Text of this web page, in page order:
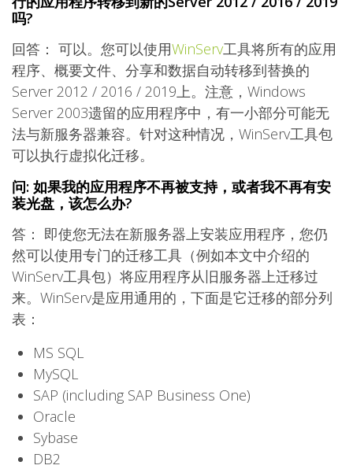
吗?
回答： 可以。您可以使用WinServ工具将所有的应用
程序、概要文件、分享和数据自动转移到替换的
Server 2012 / 2016 / 2019上。注意，Windows
Server 2003遗留的应用程序中，有一小部分可能无
法与新服务器兼容。针对这种情况，WinServ工具包
可以执行虚拟化迁移。
问: 如果我的应用程序不再被支持，或者我不再有安
装光盘，该怎么办?
答： 即使您无法在新服务器上安装应用程序，您仍
然可以使用专门的迁移工具（例如本文中介绍的
WinServ工具包）将应用程序从旧服务器上迁移过
来。WinServ是应用通用的，下面是它迁移的部分列
表：
MS SQL
MySQL
SAP (including SAP Business One)
Oracle
Sybase
DB2